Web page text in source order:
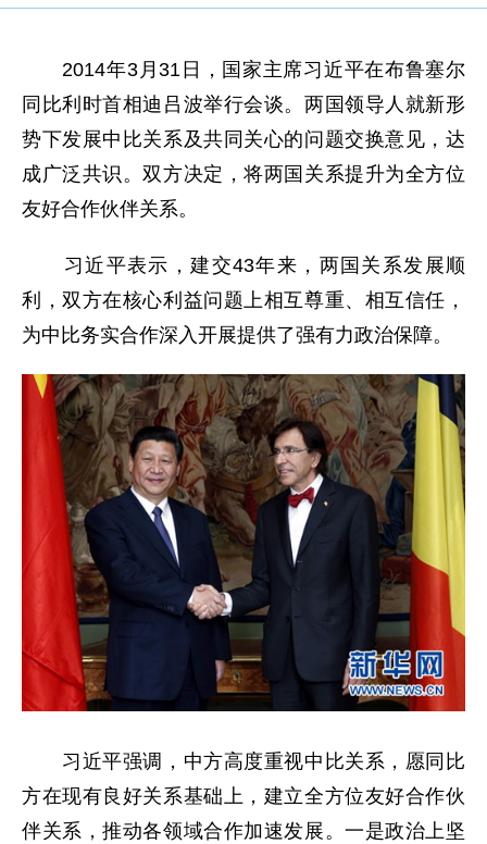
2014年3月31日，国家主席习近平在布鲁塞尔
同比利时首相迪吕波举行会谈。两国领导人就新形
势下发展中比关系及共同关心的问题交换意见，达
成广泛共识。双方决定，将两国关系提升为全方位
友好合作伙伴关系。
习近平表示，建交43年来，两国关系发展顺
利，双方在核心利益问题上相互尊重、相互信任，
为中比务实合作深入开展提供了强有力政治保障。
习近平强调，中方高度重视中比关系，愿同比
方在现有良好关系基础上，建立全方位友好合作伙
伴关系，推动各领域合作加速发展。一是政治上坚